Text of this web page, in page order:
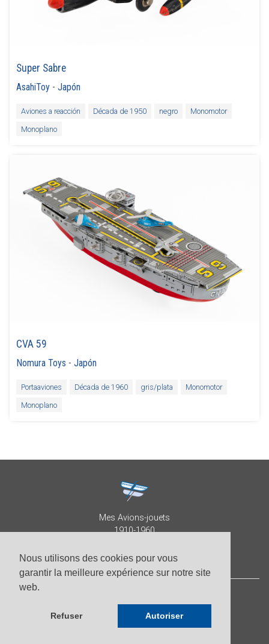
Nous utilisons des cookies pour vous
garantir la meilleure expérience sur notre site
web.
Refuser Autoriser
Super Sabre
AsahiToy -Japón
Aviones a reacción Década de 1950 negro
Monomotor
Monoplano
CVA 59
Nomura Toys -Japón
Portaaviones Década de 1960 gris/plata
Monomotor
Monoplano
Mes Avions-jouets
1910-1960
© Patrick Despature 2026,
todos los derechos reservados
Fotos de Roberto Pellegrini